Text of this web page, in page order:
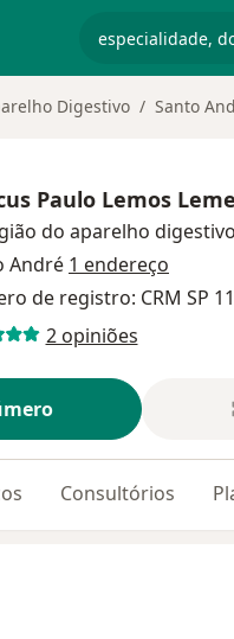
Digestivo Santo
Paulo Lemos
do aparelho digestivo
André 1 endereço
de registro: CRM SP
2 opiniões
Consultórios